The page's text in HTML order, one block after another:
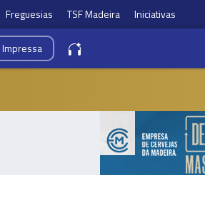
Freguesias TSF Madeira Iniciativas
Impressa